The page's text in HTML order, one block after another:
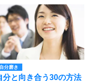
自分磨き
分と向き合う30の方法